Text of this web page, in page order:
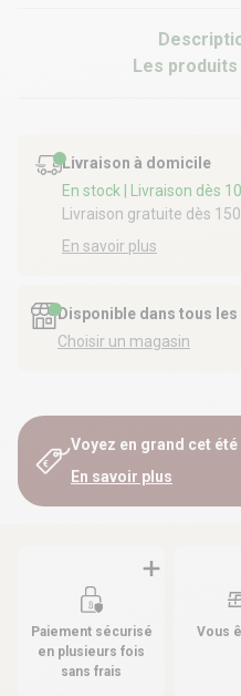
Les
Livraison à domicile
En stock
| Livraison dès
Livraison gratuite dès
En savoir plus
Disponible dans tous
Choisir un magasin
Voyez en grand cet
En savoir plus
Paiement sécurisé
en plusieurs fois
sans frais
Vous